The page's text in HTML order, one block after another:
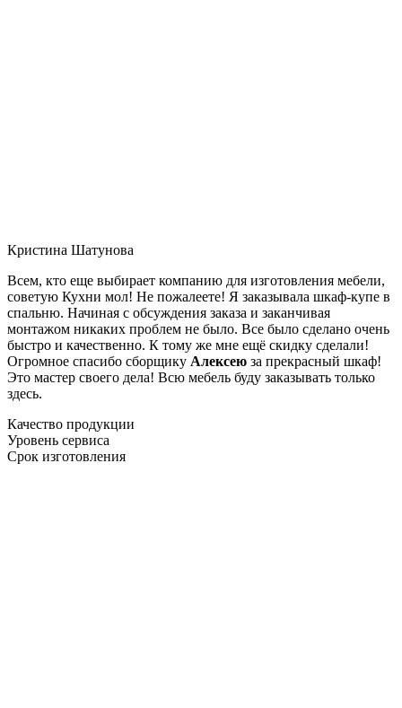
Кристина Шатунова
Всем, кто еще выбирает компанию для изготовления мебели,
советую Кухни мол! Не пожалеете! Я заказывала шкаф-купе в
спальню. Начиная с обсуждения заказа и заканчивая
монтажом никаких проблем не было. Все было сделано очень
быстро и качественно. К тому же мне ещё скидку сделали!
Огромное спасибо сборщику Алексею за прекрасный шкаф!
Это мастер своего дела! Всю мебель буду заказывать только
здесь.
Качество продукции
Уровень сервиса
Срок изготовления